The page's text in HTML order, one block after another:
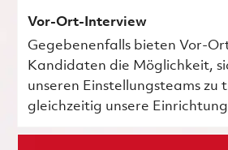
Vor-Ort-Interview
Gegebenenfalls bieten Vor-
Kandidaten die Möglichkeit,
unseren Einstellungsteams zu
gleichzeitig unsere